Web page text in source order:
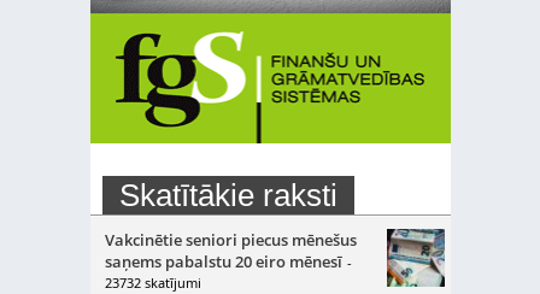
Skatītākie raksti
Vakcinētie seniori piecus mēnešus
saņems pabalstu 20 eiro mēnesī -
23732 skatījumi